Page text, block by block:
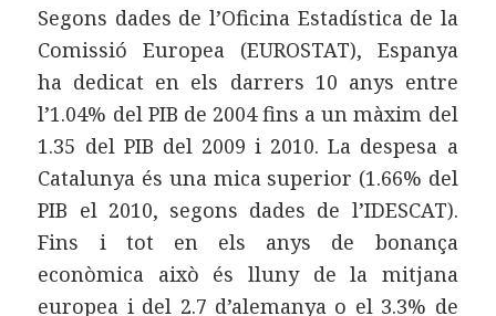
Segons dades de l’Oficina Estadística de la
Comissió Europea (EUROSTAT), Espanya
ha dedicat en els darrers 10 anys entre
l’1.04% del PIB de 2004 fins a un màxim del
1.35 del PIB del 2009 i 2010. La despesa a
Catalunya és una mica superior (1.66% del
PIB el 2010, segons dades de l’IDESCAT).
Fins i tot en els anys de bonança
econòmica això és lluny de la mitjana
europea i del 2.7 d’alemanya o el 3.3% de